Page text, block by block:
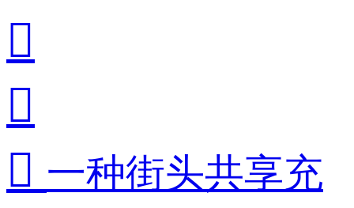


 一种街头共享充